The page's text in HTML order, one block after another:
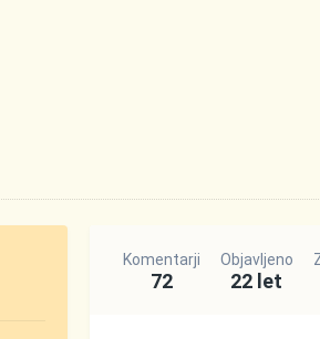
Komentarji
72
Objavljeno
22 let